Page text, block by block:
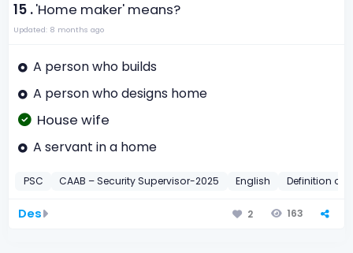
15 .'Home maker' means?
Updated: 8 months ago
A person who builds
A person who designs home
House wife
A servant in a home
PSC CAAB – Security Supervisor-2025 English Definition of
Des 2 163